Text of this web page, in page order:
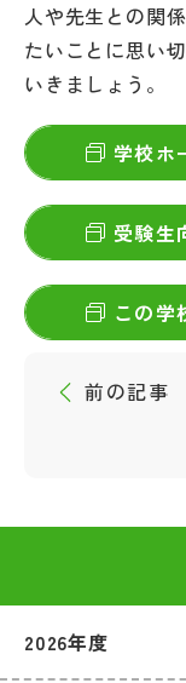
人や先生との関
たいことに思い
いきましょう。
学校ホ
受験生
この学
前の記事
2026年度